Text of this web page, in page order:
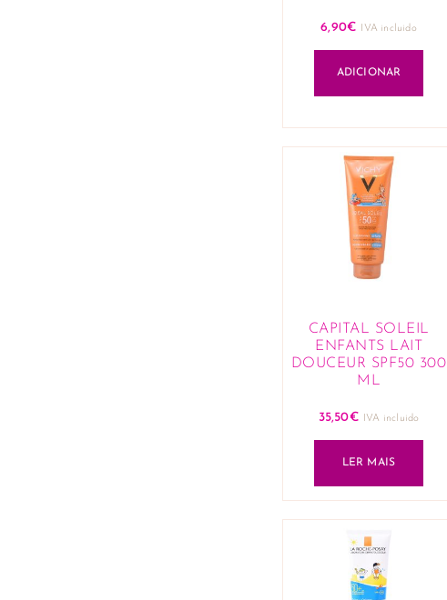
6,90€ IVA incluido
ADICIONAR
CAPITAL SOLEIL
ENFANTS LAIT
DOUCEUR SPF50 300
ML
35,50€ IVA incluido
LER MAIS